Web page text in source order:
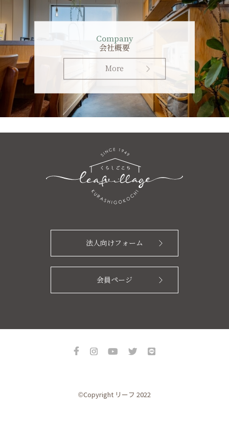
Company
会社概要
More
法人向けフォーム
会員ページ
©Copyright リーフ 2022